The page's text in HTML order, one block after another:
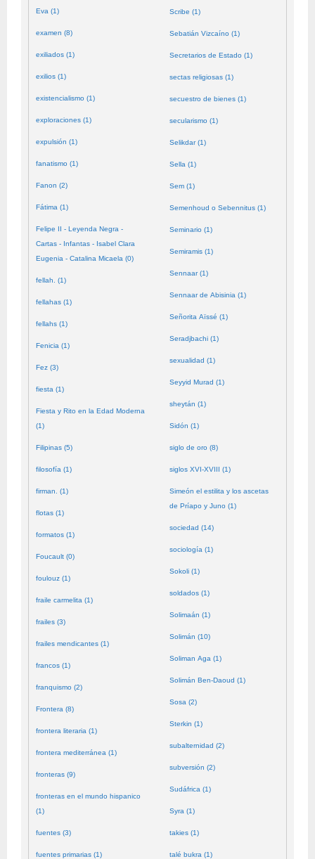
Eva (1)
examen (8)
exiliados (1)
exilios (1)
existencialismo (1)
exploraciones (1)
expulsión (1)
fanatismo (1)
Fanon (2)
Fátima (1)
Felipe II - Leyenda Negra -
Cartas - Infantas - Isabel Clara
Eugenia - Catalina Micaela (0)
fellah. (1)
fellahas (1)
fellahs (1)
Fenicia (1)
Fez (3)
fiesta (1)
Fiesta y Rito en la Edad Moderna
(1)
Filipinas (5)
filosofía (1)
firman. (1)
flotas (1)
formatos (1)
Foucault (0)
foulouz (1)
fraile carmelita (1)
frailes (3)
frailes mendicantes (1)
francos (1)
franquismo (2)
Frontera (8)
frontera literaria (1)
frontera mediterránea (1)
fronteras (9)
fronteras en el mundo hispanico
(1)
fuentes (3)
fuentes primarias (1)
Scribe (1)
Sebatián Vizcaíno (1)
Secretarios de Estado (1)
sectas religiosas (1)
secuestro de bienes (1)
secularismo (1)
Selikdar (1)
Sella (1)
Sem (1)
Semenhoud o Sebennitus (1)
Seminario (1)
Semiramis (1)
Sennaar (1)
Sennaar de Abisinia (1)
Señorita Aïssé (1)
Seradjbachi (1)
sexualidad (1)
Seyyid Murad (1)
sheytán (1)
Sidón (1)
siglo de oro (8)
siglos XVI-XVIII (1)
Simeón el estilita y los ascetas
de Príapo y Juno (1)
sociedad (14)
sociología (1)
Sokoli (1)
soldados (1)
Solimaán (1)
Solimán (10)
Soliman Aga (1)
Solimán Ben-Daoud (1)
Sosa (2)
Sterkin (1)
subalternidad (2)
subversión (2)
Sudáfrica (1)
Syra (1)
takies (1)
talé bukra (1)